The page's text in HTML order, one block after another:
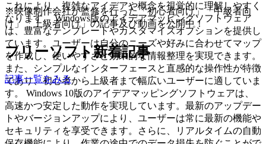
これにより、複雑なアイデアや概念を視覚的に理解しやすく
なります。 Windows版のアイデアマッピングソフトウェア
は、豊富なテンプレートやカスタマイズオプションを提供し
ています。ユーザーは自分のニーズや好みに合わせてマップ
を作成し、使いやすさと効果的な情報整理を実現できます。
また、シンプルなインターフェースと直感的な操作性が特徴
であり、初心者から上級者まで幅広いユーザーに適していま
す。 Windows 10版のアイデアマッピングソフトウェアは、
高速かつ安定した動作を実現しています。最新のアップデー
トやバージョンアップにより、ユーザーは常に最新の機能や
セキュリティを享受できます。さらに、リアルタイムの自動
※映像制作会社が監修を行った「初心者向け」「中級者向
け」「上級者向け」の記事及び動画を公開中！
フリーソフト新着記事
記事一覧をみる